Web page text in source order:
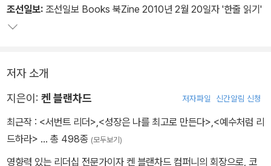
대시켜 적용해 육아의 길을 제시한 혁신적인 책이다.
조선일보: 조선일보 Books 북Zine 2010년 2월 20일자 '한줄 읽기'
저자 소개
지은이: 켄 블랜차드 저자파일 신간알림 신청
최근작 : <서번트 리더> <성장은 나를 최고로 만든다> <예수처럼 리
드하라> … 총 498종 (모두보기)
영향력 있는 리더십 전문가이자 켄 블랜차드 컴퍼니의 회장으로, 코